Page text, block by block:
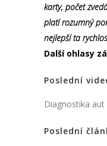
karty, počet
platí rozumný
nejlepší ta
Další ohlasy
Poslední
Diagnostika aut
Poslední